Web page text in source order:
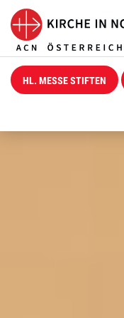
HL. MESSE STIFTEN